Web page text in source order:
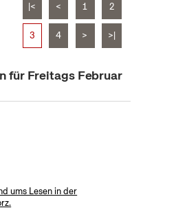
|< < 1 2
3 4 > >|
für Freitags Februar
ums Lesen in der